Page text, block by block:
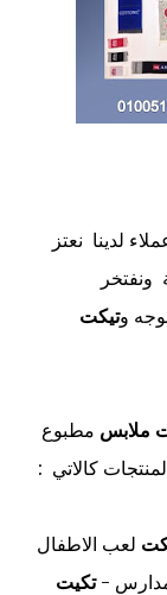
لدينا نعتز
ونفتخر
وتيكت
ملابس مطبوع
كالاتي :
لعب الاطفال
-تكيت